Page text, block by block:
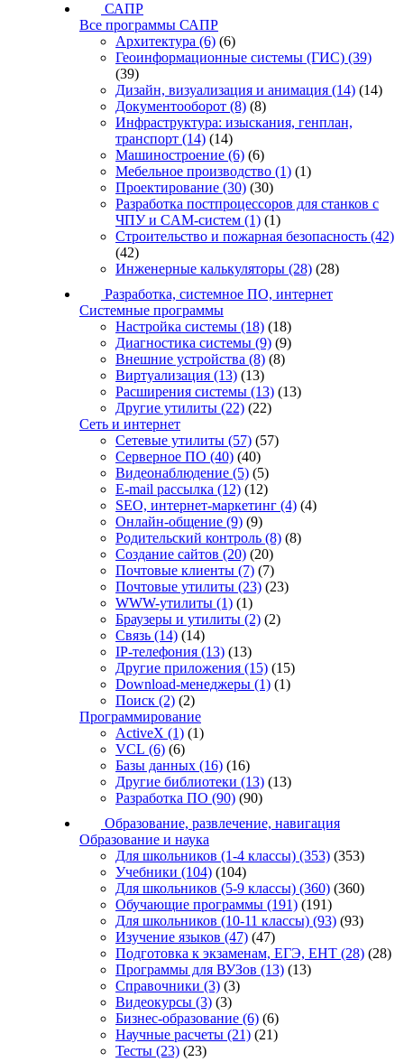
САПР
Все программы САПР
Архитектура (6) (6)
Геоинформационные системы (ГИС) (39)
(39)
Дизайн, визуализация и анимация (14) (14)
Документооборот (8) (8)
Инфраструктура: изыскания, генплан,
транспорт (14) (14)
Машиностроение (6) (6)
Мебельное производство (1) (1)
Проектирование (30) (30)
Разработка постпроцессоров для станков с
ЧПУ и CAM-систем (1) (1)
Строительство и пожарная безопасность (42)
(42)
Инженерные калькуляторы (28) (28)
Разработка, системное ПО, интернет
Системные программы
Настройка системы (18) (18)
Диагностика системы (9) (9)
Внешние устройства (8) (8)
Виртуализация (13) (13)
Расширения системы (13) (13)
Другие утилиты (22) (22)
Сеть и интернет
Сетевые утилиты (57) (57)
Серверное ПО (40) (40)
Видеонаблюдение (5) (5)
E-mail рассылка (12) (12)
SEO, интернет-маркетинг (4) (4)
Онлайн-общение (9) (9)
Родительский контроль (8) (8)
Создание сайтов (20) (20)
Почтовые клиенты (7) (7)
Почтовые утилиты (23) (23)
WWW-утилиты (1) (1)
Браузеры и утилиты (2) (2)
Связь (14) (14)
IP-телефония (13) (13)
Другие приложения (15) (15)
Download-менеджеры (1) (1)
Поиск (2) (2)
Программирование
ActiveX (1) (1)
VCL (6) (6)
Базы данных (16) (16)
Другие библиотеки (13) (13)
Разработка ПО (90) (90)
Образование, развлечение, навигация
Образование и наука
Для школьников (1-4 классы) (353) (353)
Учебники (104) (104)
Для школьников (5-9 классы) (360) (360)
Обучающие программы (191) (191)
Для школьников (10-11 классы) (93) (93)
Изучение языков (47) (47)
Подготовка к экзаменам, ЕГЭ, ЕНТ (28) (28)
Программы для ВУЗов (13) (13)
Справочники (3) (3)
Видеокурсы (3) (3)
Бизнес-образование (6) (6)
Научные расчеты (21) (21)
Тесты (23) (23)